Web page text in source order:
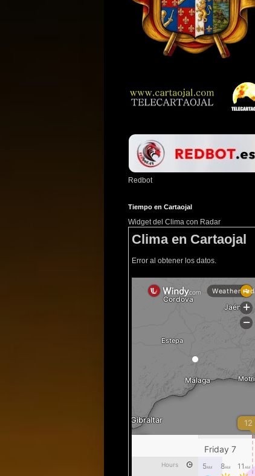
Redbot
Tiempo en Cartaojal
Widget del Clima con Radar
Clima en Cartaojal
Error al obtener los datos.